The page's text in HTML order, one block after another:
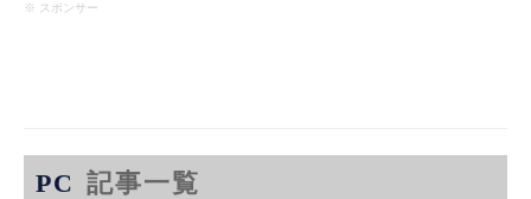
※ スポンサー
PC 記事一覧